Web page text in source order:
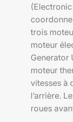
trois
moteur
Generator
moteur
vitesses à
l’arrière.
roues